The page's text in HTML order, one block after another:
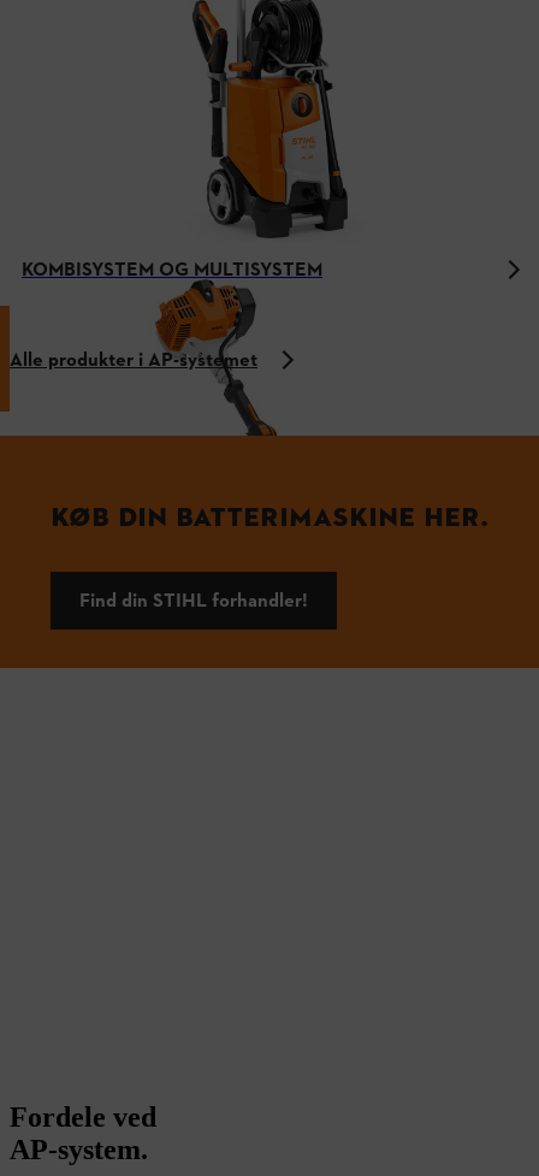
KOMBISYSTEM OG MULTISYSTEM
Alle produkter i AP-systemet
KØB DIN BATTERIMASKINE HER.
Find din STIHL forhandler!
Fordele ved
AP-system.